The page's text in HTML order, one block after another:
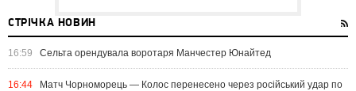
СТРІЧКА НОВИН
16:59 Сельта орендувала воротаря Манчестер Юнайтед
16:44
Матч Чорноморець — Колос перенесено через російський удар по